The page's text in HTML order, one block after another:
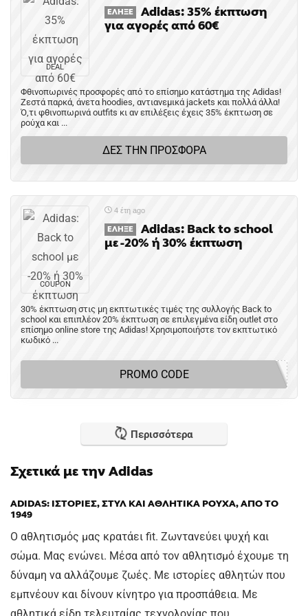
DEAL
ΈΛΗΞΕ
Adidas: 35% έκπτωση
για αγορές από 60€
Φθινοπωρινές προσφορές από το επίσημο κατάστημα της Adidas!
Ζεστά παρκά, άνετα hoodies, αντιανεμικά jackets και πολλά άλλα!
Ό,τι φθινοπωρινά outfits κι αν επιλέξεις έχεις 35% έκπτωση σε
ρούχα και ...
ΔΕΣ ΤΗΝ ΠΡΟΣΦΟΡΑ
COUPON
4 έτη ago
ΈΛΗΞΕ
Adidas: Back to school
με -20% ή 30% έκπτωση
30% έκπτωση στις μη εκπτωτικές τιμές της συλλογής Back to
school και επιπλέον 20% έκπτωση σε επιλεγμένα είδη outlet στο
επίσημο online store της Adidas! Χρησιμοποιήστε τον εκπτωτικό
κωδικό ...
PROMO CODE
Περισσότερα
Σχετικά με την Adidas
ADIDAS: ΙΣΤΟΡΙΕΣ, ΣΤΥΛ ΚΑΙ ΑΘΛΗΤΙΚΑ ΡΟΥΧΑ, ΑΠΟ ΤΟ
1949
Ο αθλητισμός μας κρατάει fit. Ζωντανεύει ψυχή και
σώμα. Μας ενώνει. Μέσα από τον αθλητισμό έχουμε τη
δύναμη να αλλάζουμε ζωές. Με ιστορίες αθλητών που
εμπνέουν και δίνουν κίνητρο για προσπάθεια. Με